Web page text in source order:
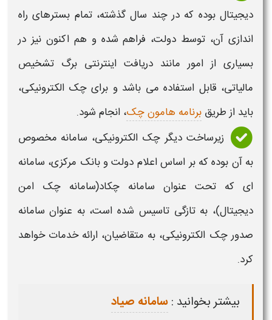
دیجیتال بوده که در چند سال گذشته، تمام بسترهای راه
اندازی آن، توسط دولت، فراهم شده و هم اکنون نیز در
بسیاری از امور مانند دریافت اینترنتی برگ تشخیص
مالیاتی، قابل استفاده می باشد و برای چک الکترونیکی،
باید از طریق برنامه هامون چک، انجام شود.
زیرساخت دیگر چک الکترونیکی، سامانه مخصوص
به آن بوده که بر اساس اعلام دولت و بانک مرکزی، سامانه
ای که تحت عنوان سامانه چکاد(سامانه چک امن
دیجیتال)، به تازگی تاسیس شده است، به عنوان سامانه
صدور چک الکترونیکی، به متقاضیان، ارائه خدمات خواهد
کرد.
بیشتر بخوانید :سامانه صیاد